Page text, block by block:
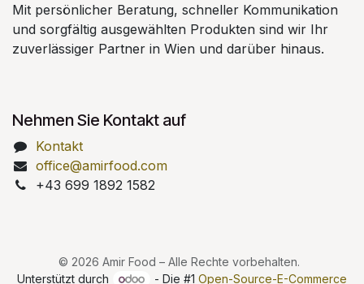
Mit persönlicher Beratung, schneller Kommunikation
und sorgfältig ausgewählten Produkten sind wir Ihr
zuverlässiger Partner in Wien und darüber hinaus.
Nehmen Sie Kontakt auf
Kontakt
office@amirfood.com
+43 699 1892 1582
© 2026 Amir Food – Alle Rechte vorbehalten.
Unterstützt durch
- Die #1Open-Source-E-Commerce